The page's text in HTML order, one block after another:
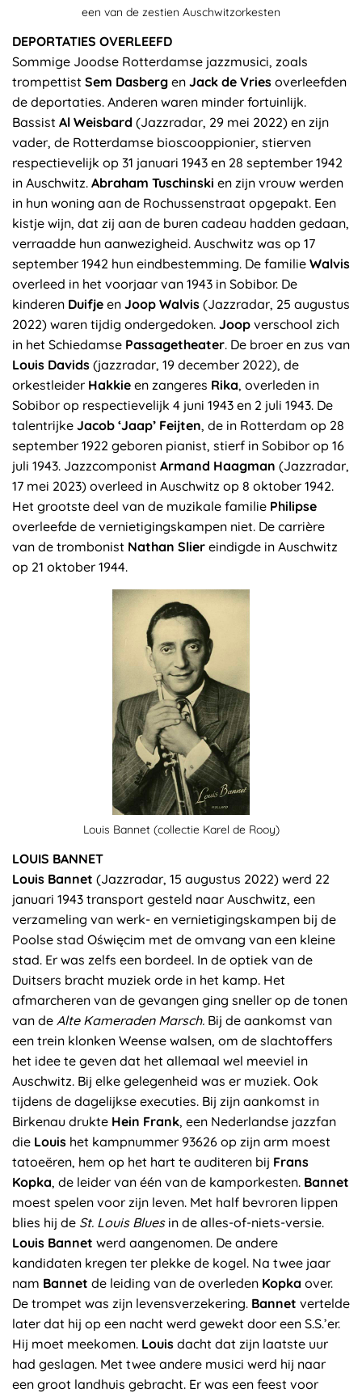
een van de zestien Auschwitzorkesten
DEPORTATIES OVERLEEFD
Sommige Joodse Rotterdamse jazzmusici, zoals
trompettist Sem Dasberg en Jack de Vries overleefden
de deportaties. Anderen waren minder fortuinlijk.
Bassist Al Weisbard (Jazzradar, 29 mei 2022) en zijn
vader, de Rotterdamse bioscooppionier, stierven
respectievelijk op 31 januari 1943 en 28 september 1942
in Auschwitz. Abraham Tuschinski en zijn vrouw werden
in hun woning aan de Rochussenstraat opgepakt. Een
kistje wijn, dat zij aan de buren cadeau hadden gedaan,
verraadde hun aanwezigheid. Auschwitz was op 17
september 1942 hun eindbestemming. De familie Walvis
overleed in het voorjaar van 1943 in Sobibor. De
kinderen Duifje en Joop Walvis (Jazzradar, 25 augustus
2022) waren tijdig ondergedoken. Joop verschool zich
in het Schiedamse Passagetheater. De broer en zus van
Louis Davids (jazzradar, 19 december 2022), de
orkestleider Hakkie en zangeres Rika, overleden in
Sobibor op respectievelijk 4 juni 1943 en 2 juli 1943. De
talentrijke Jacob ‘Jaap’ Feijten, de in Rotterdam op 28
september 1922 geboren pianist, stierf in Sobibor op 16
juli 1943. Jazzcomponist Armand Haagman (Jazzradar,
17 mei 2023) overleed in Auschwitz op 8 oktober 1942.
Het grootste deel van de muzikale familie Philipse
overleefde de vernietigingskampen niet. De carrière
van de trombonist Nathan Slier eindigde in Auschwitz
op 21 oktober 1944.
Louis Bannet (collectie Karel de Rooy)
LOUIS BANNET
Louis Bannet (Jazzradar, 15 augustus 2022) werd 22
januari 1943 transport gesteld naar Auschwitz, een
verzameling van werk- en vernietigingskampen bij de
Poolse stad Oświęcim met de omvang van een kleine
stad. Er was zelfs een bordeel. In de optiek van de
Duitsers bracht muziek orde in het kamp. Het
afmarcheren van de gevangen ging sneller op de tonen
van de Alte Kameraden Marsch. Bij de aankomst van
een trein klonken Weense walsen, om de slachtoffers
het idee te geven dat het allemaal wel meeviel in
Auschwitz. Bij elke gelegenheid was er muziek. Ook
tijdens de dagelijkse executies. Bij zijn aankomst in
Birkenau drukte Hein Frank, een Nederlandse jazzfan
die Louis het kampnummer 93626 op zijn arm moest
tatoeëren, hem op het hart te auditeren bij Frans
Kopka, de leider van één van de kamporkesten. Bannet
moest spelen voor zijn leven. Met half bevroren lippen
blies hij de St. Louis Bluesin de alles-of-niets-versie.
Louis Bannet werd aangenomen. De andere
kandidaten kregen ter plekke de kogel. Na twee jaar
nam Bannet de leiding van de overleden Kopka over.
De trompet was zijn levensverzekering. Bannet vertelde
later dat hij op een nacht werd gewekt door een S.S.’er.
Hij moet meekomen. Louis dacht dat zijn laatste uur
had geslagen. Met twee andere musici werd hij naar
een groot landhuis gebracht. Er was een feest voor